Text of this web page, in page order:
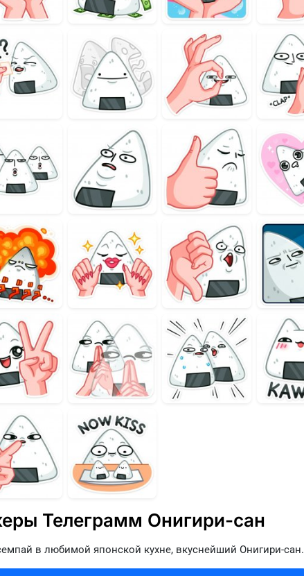
Телеграмм Онигири-сан
в любимой японской кухне, вкуснейший Онигири-сан.